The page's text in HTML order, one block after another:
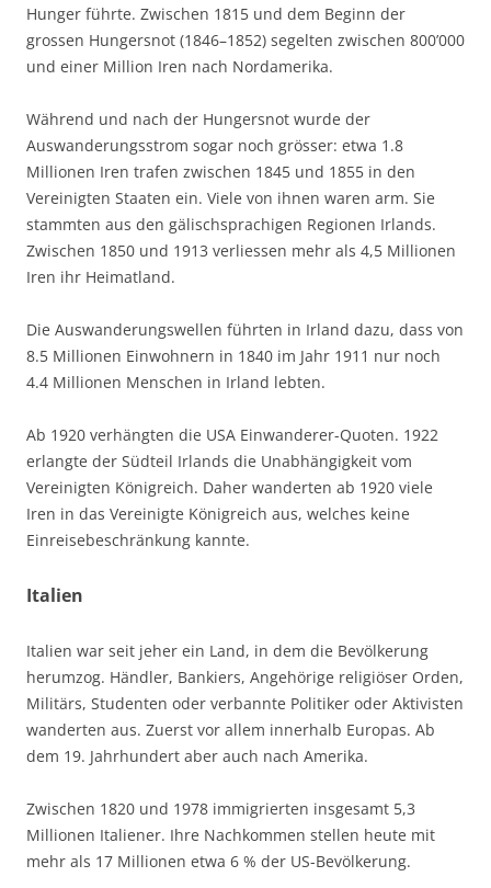
Hunger führte. Zwischen 1815 und dem Beginn der
grossen Hungersnot (1846–1852) segelten zwischen 800’000
und einer Million Iren nach Nordamerika.
Während und nach der Hungersnot wurde der
Auswanderungsstrom sogar noch grösser: etwa 1.8
Millionen Iren trafen zwischen 1845 und 1855 in den
Vereinigten Staaten ein. Viele von ihnen waren arm. Sie
stammten aus den gälischsprachigen Regionen Irlands.
Zwischen 1850 und 1913 verliessen mehr als 4,5 Millionen
Iren ihr Heimatland.
Die Auswanderungswellen führten in Irland dazu, dass von
8.5 Millionen Einwohnern in 1840 im Jahr 1911 nur noch
4.4 Millionen Menschen in Irland lebten.
Ab 1920 verhängten die USA Einwanderer-Quoten. 1922
erlangte der Südteil Irlands die Unabhängigkeit vom
Vereinigten Königreich. Daher wanderten ab 1920 viele
Iren in das Vereinigte Königreich aus, welches keine
Einreisebeschränkung kannte.
Italien
Italien war seit jeher ein Land, in dem die Bevölkerung
herumzog. Händler, Bankiers, Angehörige religiöser Orden,
Militärs, Studenten oder verbannte Politiker oder Aktivisten
wanderten aus. Zuerst vor allem innerhalb Europas. Ab
dem 19. Jahrhundert aber auch nach Amerika.
Zwischen 1820 und 1978 immigrierten insgesamt 5,3
Millionen Italiener. Ihre Nachkommen stellen heute mit
mehr als 17 Millionen etwa 6 % der US-Bevölkerung.